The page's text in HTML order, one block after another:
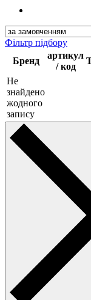
Фільтр підбору
Бренд
артикул
/ код
Не
знайдено
жодного
запису